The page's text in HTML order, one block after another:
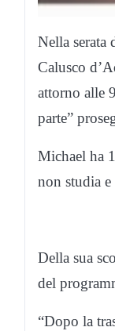
Nella serata
Calusco
attorno alle
parte”
Michael ha
non studia
Della sua
del
“Dopo la